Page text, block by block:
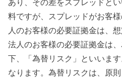
あり、その差をスプレッドと
料ですが、スプレッドがお客
人のお客様の必要証拠金は、
法人のお客様の必要証拠金は
下、「為替リスク」といいま
なります。為替リスクは、原